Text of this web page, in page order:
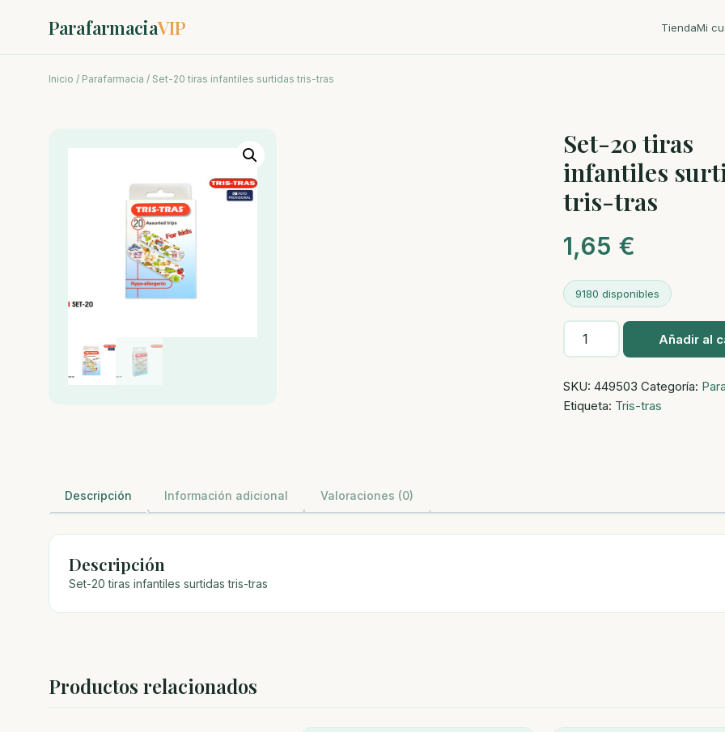
ParafarmaciaVIP TiendaMi
Inicio / Parafarmacia / Set-20 tiras infantiles surtidas tris-tras
Set-20 tiras
infantiles
tris-tras
1,65 €
9180 disponibles
Set-
infantiles
surtidas
Añadir al
SKU: 449503 Categoría:
Etiqueta: Tris-tras
Descripción Información adicional Valoraciones (0)
Descripción
Set-20 tiras infantiles surtidas tris-tras
Productos relacionados